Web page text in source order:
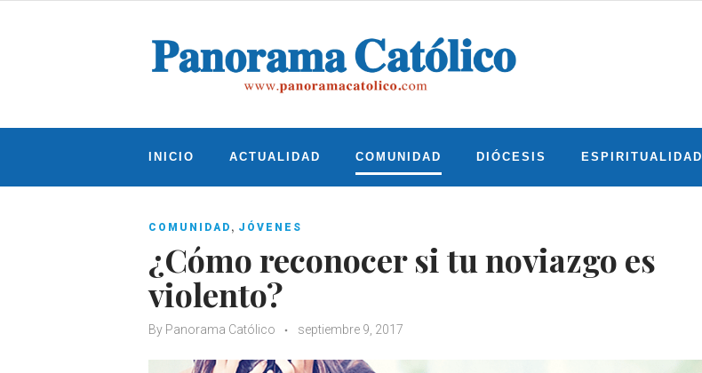
INICIO ACTUALIDAD COMUNIDAD DIÓCESIS ESPIRITUALIDAD
COMUNIDAD , JÓVENES
¿Cómo reconocer si tu noviazgo es
violento?
By Panorama Católico septiembre 9, 2017